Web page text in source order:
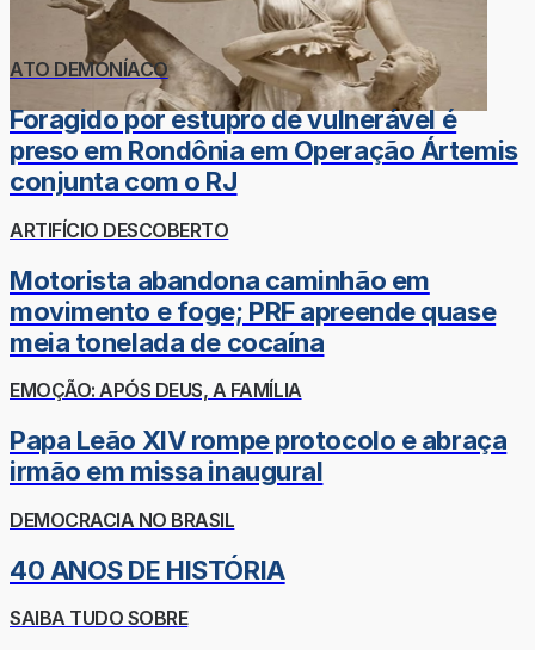
ATO DEMONÍACO
Foragido por estupro de vulnerável é
preso em Rondônia em Operação Ártemis
conjunta com o RJ
ARTIFÍCIO DESCOBERTO
Motorista abandona caminhão em
movimento e foge; PRF apreende quase
meia tonelada de cocaína
EMOÇÃO: APÓS DEUS, A FAMÍLIA
Papa Leão XIV rompe protocolo e abraça
irmão em missa inaugural
DEMOCRACIA NO BRASIL
40 ANOS DE HISTÓRIA
SAIBA TUDO SOBRE